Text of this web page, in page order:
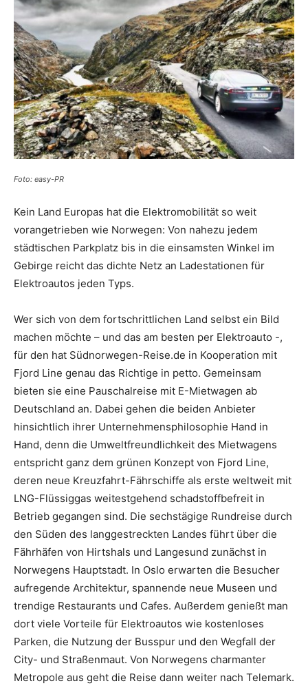
Reiseempfehlungen.
Foto: easy-PR
Kein Land Europas hat die Elektromobilität so weit
vorangetrieben wie Norwegen: Von nahezu jedem
städtischen Parkplatz bis in die einsamsten Winkel im
Gebirge reicht das dichte Netz an Ladestationen für
Elektroautos jeden Typs.
Wer sich von dem fortschrittlichen Land selbst ein Bild
machen möchte – und das am besten per Elektroauto -,
für den hat Südnorwegen-Reise.de in Kooperation mit
Fjord Line genau das Richtige in petto. Gemeinsam
bieten sie eine Pauschalreise mit E-Mietwagen ab
Deutschland an. Dabei gehen die beiden Anbieter
hinsichtlich ihrer Unternehmensphilosophie Hand in
Hand, denn die Umweltfreundlichkeit des Mietwagens
entspricht ganz dem grünen Konzept von Fjord Line,
deren neue Kreuzfahrt-Fährschiffe als erste weltweit mit
LNG-Flüssiggas weitestgehend schadstoffbefreit in
Betrieb gegangen sind. Die sechstägige Rundreise durch
den Süden des langgestreckten Landes führt über die
Fährhäfen von Hirtshals und Langesund zunächst in
Norwegens Hauptstadt. In Oslo erwarten die Besucher
aufregende Architektur, spannende neue Museen und
trendige Restaurants und Cafes. Außerdem genießt man
dort viele Vorteile für Elektroautos wie kostenloses
Parken, die Nutzung der Busspur und den Wegfall der
City- und Straßenmaut. Von Norwegens charmanter
Metropole aus geht die Reise dann weiter nach Telemark.